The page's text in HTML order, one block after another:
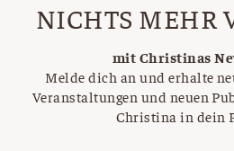
NICHTS MEHR
mit Christinas
Melde dich an und erhalte
Veranstaltungen und neuen
Christina in dein